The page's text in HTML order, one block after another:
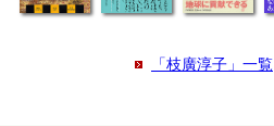
「枝廣淳子」一覧